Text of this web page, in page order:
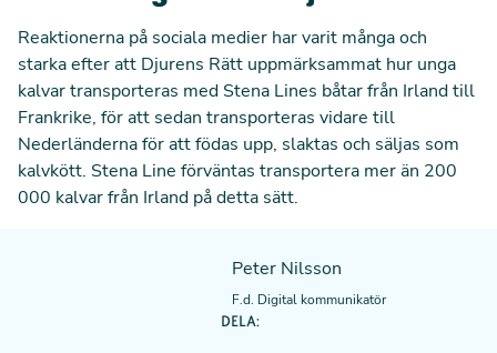
Reaktionerna på sociala medier har varit många och
starka efter att Djurens Rätt uppmärksammat hur unga
kalvar transporteras med Stena Lines båtar från Irland till
Frankrike, för att sedan transporteras vidare till
Nederländerna för att födas upp, slaktas och säljas som
kalvkött. Stena Line förväntas transportera mer än 200
000 kalvar från Irland på detta sätt.
Peter Nilsson
F.d. Digital kommunikatör
DELA: